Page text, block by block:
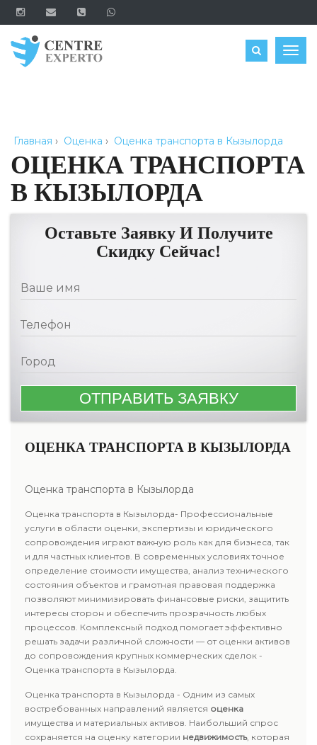
ЗАКАЗАТЬ
Главная › Оценка › Оценка транспорта в Кызылорда
ОЦЕНКА ТРАНСПОРТА
В КЫЗЫЛОРДА
Оставьте Заявку И Получите
Скидку Сейчас!
ОЦЕНКА ТРАНСПОРТА В КЫЗЫЛОРДА
Оценка транспорта в Кызылорда
Оценка транспорта в Кызылорда- Профессиональные
услуги в области оценки, экспертизы и юридического
сопровождения играют важную роль как для бизнеса, так
и для частных клиентов. В современных условиях точное
определение стоимости имущества, анализ технического
состояния объектов и грамотная правовая поддержка
позволяют минимизировать финансовые риски, защитить
интересы сторон и обеспечить прозрачность любых
процессов. Комплексный подход помогает эффективно
решать задачи различной сложности — от оценки активов
до сопровождения крупных коммерческих сделок -
Оценка транспорта в Кызылорда.
Оценка транспорта в Кызылорда - Одним из самых
востребованных направлений является оценка
имущества и материальных активов. Наибольший спрос
сохраняется на оценку категории недвижимость, которая